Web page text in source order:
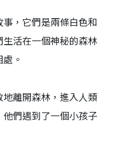
，它們是兩條白色和
活在一個神秘的森林
。
離開森林，進入人類
們遇到了一個小孩子